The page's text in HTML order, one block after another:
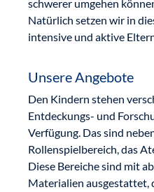
schwerer umgehen
Natürlich setzen wir in
intensive und aktive
Unsere Angebote
Den Kindern stehen
Entdeckungs- und
Verfügung. Das sind
Rollenspielbereich, das
Diese Bereiche sind mit
Materialien ausgestattet,